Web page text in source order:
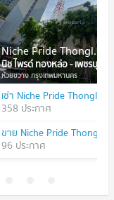
Niche Pride Thonglor - Phetchaburi
นิช ไพรด์ ทองหล่อ - เพชรบุรี
ห้วยขวาง กรุงเทพมหานคร
358 ประกาศ
96 ประกาศ